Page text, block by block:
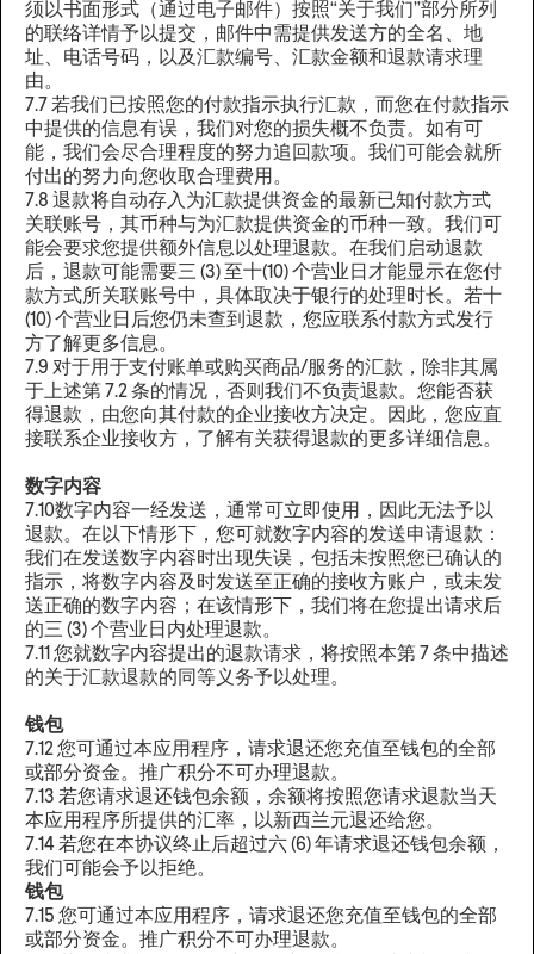
须以书面形式（通过电子邮件）按照“关于我们”部分所列
的联络详情予以提交，邮件中需提供发送方的全名、地
址、电话号码，以及汇款编号、汇款金额和退款请求理
由。
7.7 若我们已按照您的付款指示执行汇款，而您在付款指示
中提供的信息有误，我们对您的损失概不负责。如有可
能，我们会尽合理程度的努力追回款项。我们可能会就所
付出的努力向您收取合理费用。
7.8 退款将自动存入为汇款提供资金的最新已知付款方式
关联账号，其币种与为汇款提供资金的币种一致。我们可
能会要求您提供额外信息以处理退款。在我们启动退款
后，退款可能需要三 (3) 至十(10) 个营业日才能显示在您付
款方式所关联账号中，具体取决于银行的处理时长。若十
(10) 个营业日后您仍未查到退款，您应联系付款方式发行
方了解更多信息。
7.9 对于用于支付账单或购买商品/服务的汇款，除非其属
于上述第 7.2 条的情况，否则我们不负责退款。您能否获
得退款，由您向其付款的企业接收方决定。因此，您应直
接联系企业接收方，了解有关获得退款的更多详细信息。
数字内容
7.10数字内容一经发送，通常可立即使用，因此无法予以
退款。在以下情形下，您可就数字内容的发送申请退款：
我们在发送数字内容时出现失误，包括未按照您已确认的
指示，将数字内容及时发送至正确的接收方账户，或未发
送正确的数字内容；在该情形下，我们将在您提出请求后
的三 (3) 个营业日内处理退款。
7.11 您就数字内容提出的退款请求，将按照本第 7 条中描述
的关于汇款退款的同等义务予以处理。
钱包
7.12 您可通过本应用程序，请求退还您充值至钱包的全部
或部分资金。推广积分不可办理退款。
7.13 若您请求退还钱包余额，余额将按照您请求退款当天
本应用程序所提供的汇率，以新西兰元退还给您。
7.14 若您在本协议终止后超过六 (6) 年请求退还钱包余额，
我们可能会予以拒绝。
钱包
7.15 您可通过本应用程序，请求退还您充值至钱包的全部
或部分资金。推广积分不可办理退款。